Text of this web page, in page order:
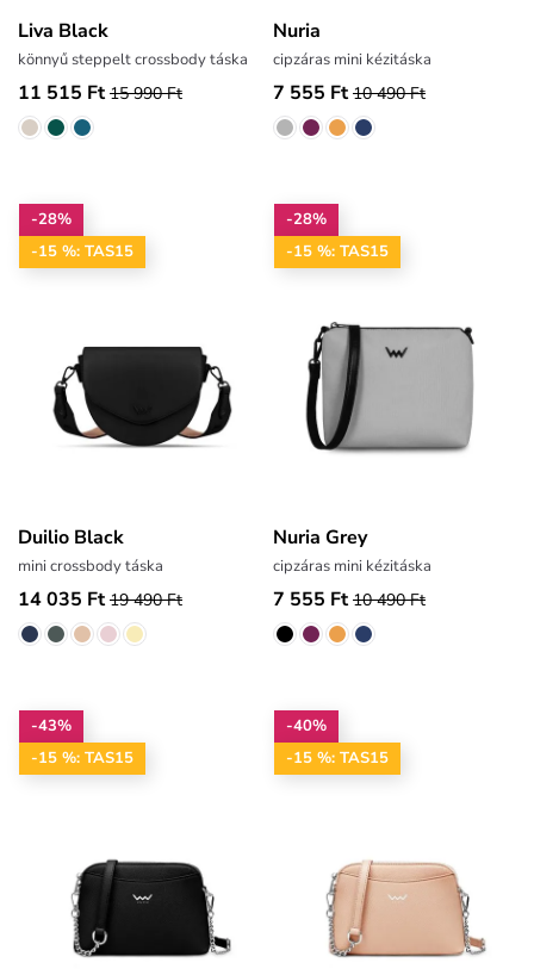
Liva Black
könnyű steppelt crossbody táska
11 515 Ft 15 990 Ft
Nuria
cipzáras mini kézitáska
7 555 Ft 10 490 Ft
-28%
-15 %: TAS15
Duilio Black
mini crossbody táska
14 035 Ft 19 490 Ft
-28%
-15 %: TAS15
Nuria Grey
cipzáras mini kézitáska
7 555 Ft 10 490 Ft
-43%
-15 %: TAS15
-40%
-15 %: TAS15